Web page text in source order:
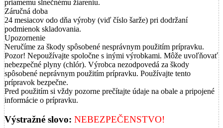
priamemu slnečnému žiareniu.
Záručná doba
24 mesiacov odo dňa výroby (viď číslo šarže) pri dodržaní
podmienok skladovania.
Upozornenie
Neručíme za škody spôsobené nesprávnym použitím prípravku.
Pozor! Nepoužívajte spoločne s inými výrobkami. Môže uvoľňovať
nebezpečné plyny (chlór). Výrobca nezodpovedá za škody
spôsobené neprávnym použitím prípravku. Používajte tento
prípravok bezpečne.
Pred použitím si vždy pozorne prečítajte údaje na obale a pripojené
informácie o prípravku.
Výstražné slovo: NEBEZPEČENSTVO!